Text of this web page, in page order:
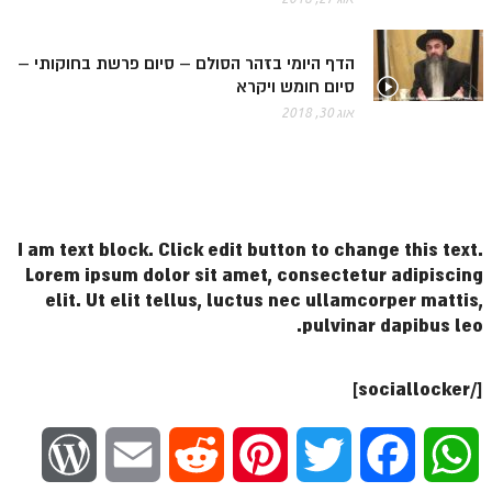
ספר הזוהר תולדות מתקדמים
ספר הזוהר ויצא מתחילים
ספר הזוהר ויצא מתקדמים
הזוהר הקדוש וישב מתקדמים
הזוהר הקדוש מקץ מתחילים
הזוהר הקדוש מקץ מתקדמים
הזוהר הקדוש ויחי מתחילים
הדף היומי בזהר הסולם – סיום פרשת בחוקותי –
סיום חומש ויקרא
אוג 30, 2018
I am text block. Click edit button to change this text.
Lorem ipsum dolor sit amet, consectetur adipiscing
elit. Ut elit tellus, luctus nec ullamcorper mattis,
pulvinar dapibus leo.
[/sociallocker]